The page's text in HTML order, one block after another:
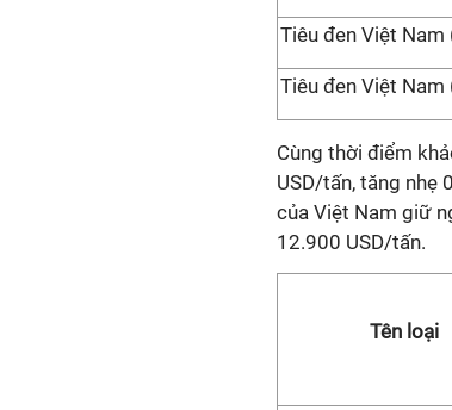
Tiêu đen Việt
Tiêu đen Việt
Cùng thời điểm
USD/tấn, tăng nhẹ
của Việt Nam giữ
12.900 USD/tấn.
Tên loại